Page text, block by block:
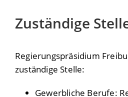
Zuständige
Regierungspräsidium
zuständige Stelle:
Gewerbliche Berufe: